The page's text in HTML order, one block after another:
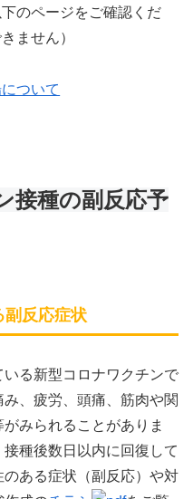
のページをご確認くだ
ません）
ついて
接種の副反応予
副反応症状
る新型コロナワクチンで
、疲労、頭痛、筋肉や関
みられることがありま
種後数日以内に回復して
ある症状（副反応）や対